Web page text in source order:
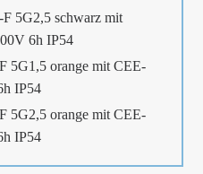
5G2,5 schwarz mit
6h IP54
5G1,5 orange mit CEE-
IP54
5G2,5 orange mit CEE-
IP54